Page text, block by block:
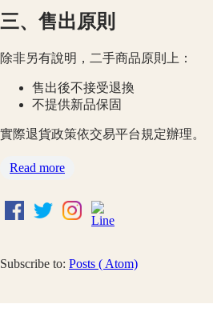
三、售出原則
除非另有說明，二手商品原則上：
售出後不接受退換
不提供新品保固
實際退貨政策依交易平台規定辦理。
Read more
Subscribe to: Posts ( Atom)